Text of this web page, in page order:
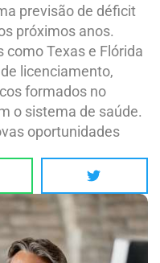
previsão de déficit
próximos anos.
como Texas e Flórida
licenciamento,
formados no
o sistema de saúde.
oportunidades